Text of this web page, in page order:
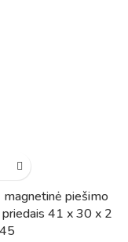
magnetinė piešimo
41 x 30 x 2